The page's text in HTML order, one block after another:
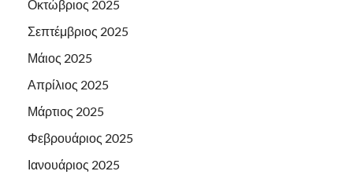
Οκτώβριος 2025
Σεπτέμβριος 2025
Μάιος 2025
Απρίλιος 2025
Μάρτιος 2025
Φεβρουάριος 2025
Ιανουάριος 2025